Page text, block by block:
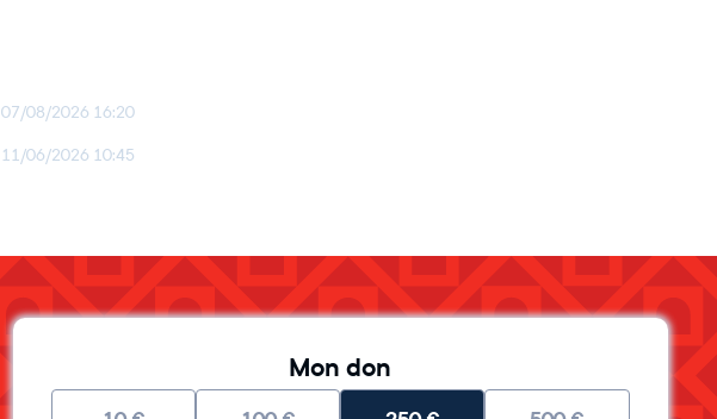
07/08/2026 16:20
11/06/2026 10:45
Mon don